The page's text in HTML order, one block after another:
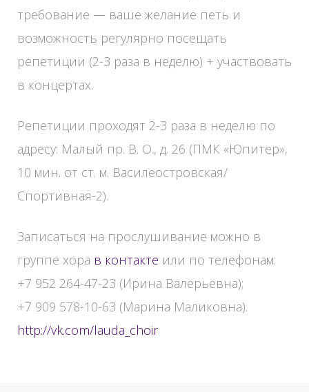
требование — ваше желание петь и
возможность регулярно посещать
репетиции (2-3 раза в неделю) + участвовать
в концертах.
Репетиции проходят 2-3 раза в неделю по
адресу: Малый пр. В. О., д. 26 (ПМК «Юпитер»,
10 мин. от ст. м. Василеостровская/
Спортивная-2).
Записаться на прослушивание можно в
группе хора в контакте или по телефонам:
+7 952 264-47-23 (Ирина Валерьевна);
+7 909 578-10-63 (Марина Маликовна).
http://vk.com/lauda_choir